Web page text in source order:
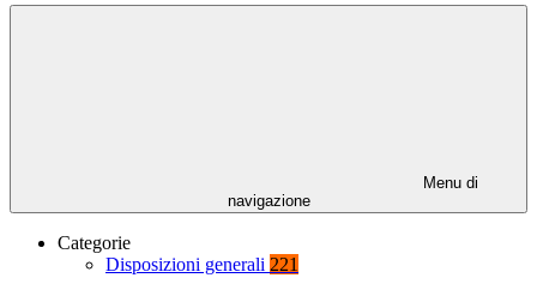
Menu di
navigazione
Categorie
Disposizioni generali 221